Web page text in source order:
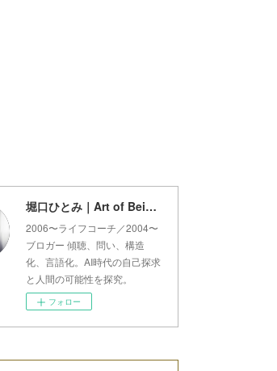
堀口ひとみ｜Art of Being Lab
2006〜ライフコーチ／2004〜
ブロガー 傾聴、問い、構造
化、言語化。AI時代の自己探求
と人間の可能性を探究。
フォロー